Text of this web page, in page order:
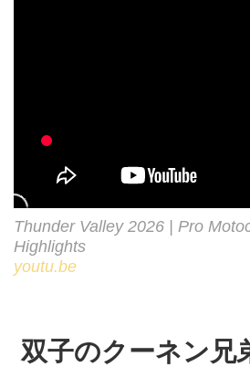
Thunder Valley 2026 | Pro
Highlights
youtu.be
双子のクーネン兄